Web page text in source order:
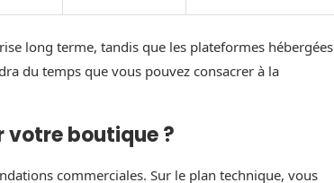
long terme, tandis que les plateformes hébergées
du temps que vous pouvez consacrer à la
boutique ?
commerciales. Sur le plan technique, vous